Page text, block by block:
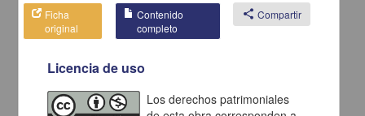
una fotografía
Ficha
original
Contenido
completo
share Compartir
Licencia de uso
Los derechos patrimoniales